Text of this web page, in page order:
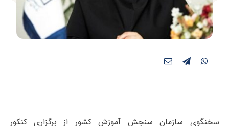
سخنگوی سازمان سنجش آموزش کشور از برگزاری کنکور